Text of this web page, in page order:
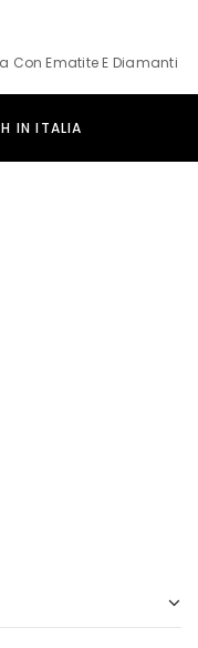
Con Ematite E Diamanti
IN ITALIA